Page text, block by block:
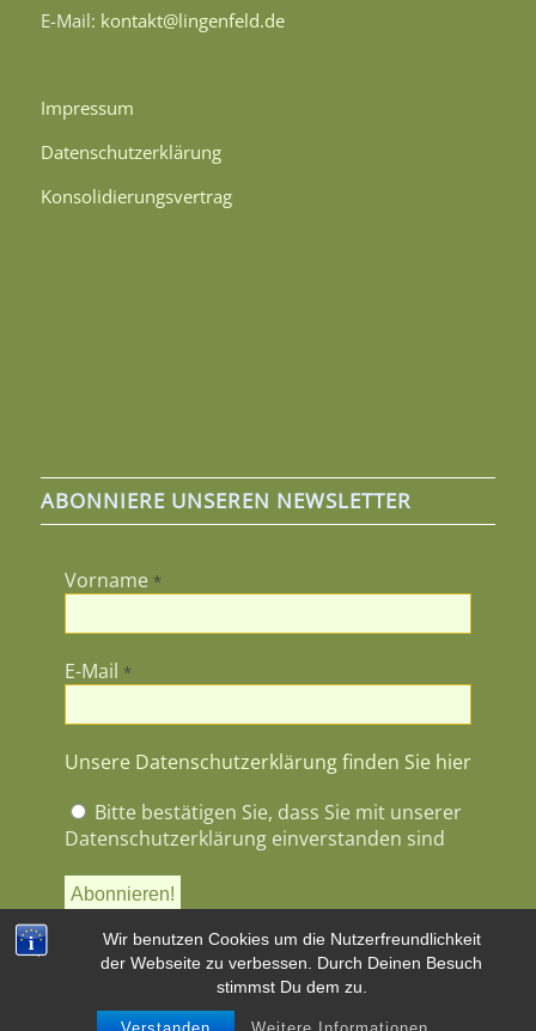
Wir benutzen Cookies um die Nutzerfreundlichkeit
der Webseite zu verbessen. Durch Deinen Besuch
stimmst Du dem zu.
E-Mail: kontakt@lingenfeld.de
Impressum
Datenschutzerklärung
Konsolidierungsvertrag
ABONNIERE UNSEREN NEWSLETTER
Vorname *
E-Mail *
Unsere Datenschutzerklärung finden Sie hier
Bitte bestätigen Sie, dass Sie mit unserer
Datenschutzerklärung einverstanden sind